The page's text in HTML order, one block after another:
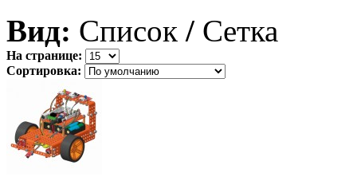
Вид: Список / Сетка
На странице:
Сортировка: